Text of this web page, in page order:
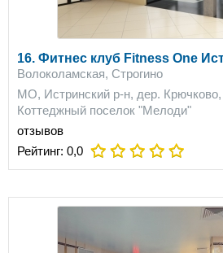
16. Фитнес клуб Fitness One
Волоколамская, Строгино
МО, Истринский р-н, дер.
Коттеджный поселок "Мелоди"
отзывов
Рейтинг: 0,0